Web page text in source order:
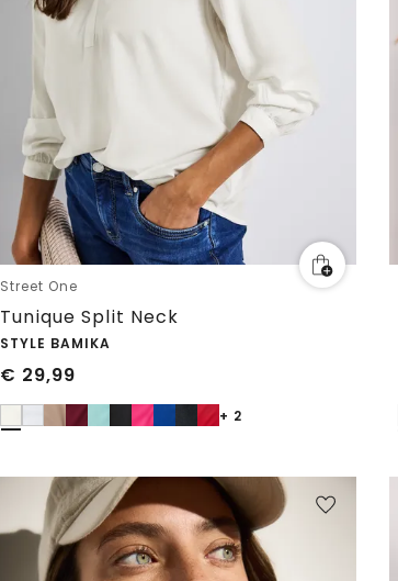
Street One
Tunique Split Neck
STYLE BAMIKA
€ 29,99
+ 2